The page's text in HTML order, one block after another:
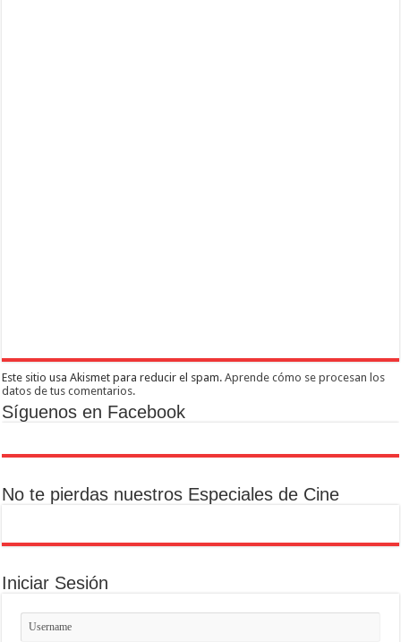
Este sitio usa Akismet para reducir el spam.Aprende cómo se procesan los
datos de tus comentarios.
Síguenos en Facebook
No te pierdas nuestros Especiales de Cine
Iniciar Sesión